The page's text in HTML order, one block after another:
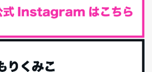
間近！みんな何買う？
酸水をシリカシリカにしているんだけど確か
期的に購入している「楽天ふるさと納税」の返
します。今までいろ...